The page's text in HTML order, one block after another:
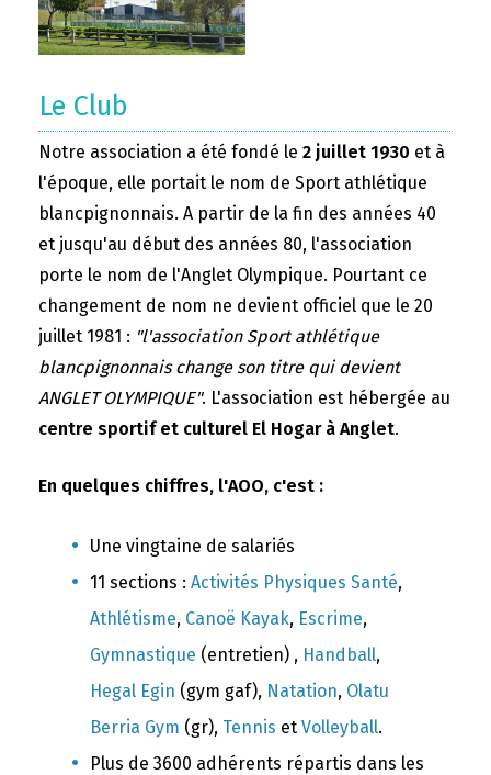
Le Club
Notre association a été fondé le 2 juillet 1930 et à
l'époque, elle portait le nom de Sport athlétique
blancpignonnais. A partir de la fin des années 40
et jusqu'au début des années 80, l'association
porte le nom de l'Anglet Olympique. Pourtant ce
changement de nom ne devient officiel que le 20
juillet 1981 : "l'association Sport athlétique
blancpignonnais change son titre qui devient
ANGLET OLYMPIQUE". L'association est hébergée au
centre sportif et culturel El Hogar à Anglet.
En quelques chiffres, l'AOO, c'est :
Une vingtaine de salariés
11 sections : Activités Physiques Santé,
Athlétisme, Canoë Kayak, Escrime,
Gymnastique (entretien) , Handball,
Hegal Egin (gym gaf), Natation, Olatu
Berria Gym (gr), Tennis et Volleyball.
Plus de 3600 adhérents répartis dans les